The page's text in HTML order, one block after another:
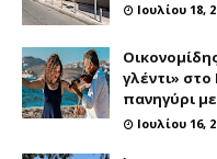
Ιουλίου 18,
γλέντι»
πανηγύρι
Ιουλίου 16,